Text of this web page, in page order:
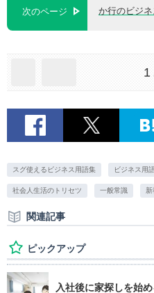
次のページ か行のビジネ
1
スグ使えるビジネス用語集 ビジネス用
社会人生活のトリセツ 一般常識 新
関連記事
ピックアップ
入社後に家探しを始